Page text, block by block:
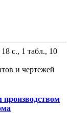
с., 1 табл., 10
и чертежей
производством